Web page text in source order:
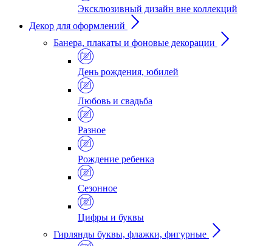
Эксклюзивный дизайн вне коллекций
Декор для оформлений
Банера, плакаты и фоновые декорации
День рождения, юбилей
Любовь и свадьба
Разное
Рождение ребенка
Сезонное
Цифры и буквы
Гирлянды буквы, флажки, фигурные